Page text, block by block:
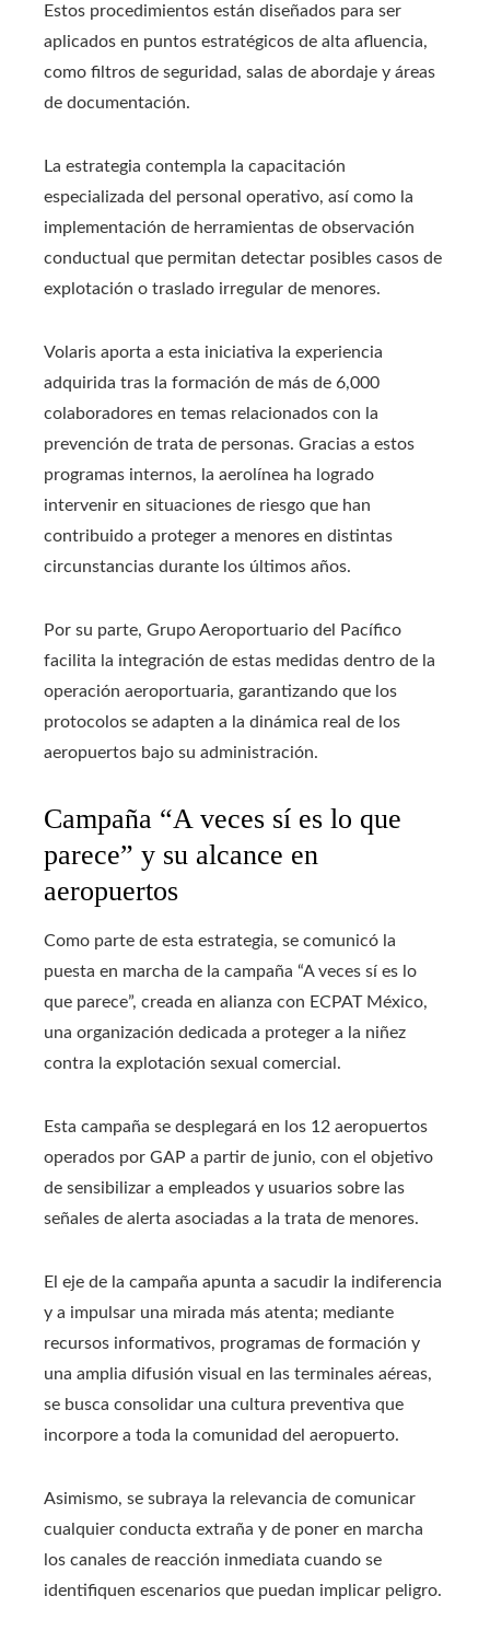
Estos procedimientos están diseñados para ser
aplicados en puntos estratégicos de alta afluencia,
como filtros de seguridad, salas de abordaje y áreas
de documentación.
La estrategia contempla la capacitación
especializada del personal operativo, así como la
implementación de herramientas de observación
conductual que permitan detectar posibles casos de
explotación o traslado irregular de menores.
Volaris aporta a esta iniciativa la experiencia
adquirida tras la formación de más de 6,000
colaboradores en temas relacionados con la
prevención de trata de personas. Gracias a estos
programas internos, la aerolínea ha logrado
intervenir en situaciones de riesgo que han
contribuido a proteger a menores en distintas
circunstancias durante los últimos años.
Por su parte, Grupo Aeroportuario del Pacífico
facilita la integración de estas medidas dentro de la
operación aeroportuaria, garantizando que los
protocolos se adapten a la dinámica real de los
aeropuertos bajo su administración.
Campaña “A veces sí es lo que
parece” y su alcance en
aeropuertos
Como parte de esta estrategia, se comunicó la
puesta en marcha de la campaña “A veces sí es lo
que parece”, creada en alianza con ECPAT México,
una organización dedicada a proteger a la niñez
contra la explotación sexual comercial.
Esta campaña se desplegará en los 12 aeropuertos
operados por GAP a partir de junio, con el objetivo
de sensibilizar a empleados y usuarios sobre las
señales de alerta asociadas a la trata de menores.
El eje de la campaña apunta a sacudir la indiferencia
y a impulsar una mirada más atenta; mediante
recursos informativos, programas de formación y
una amplia difusión visual en las terminales aéreas,
se busca consolidar una cultura preventiva que
incorpore a toda la comunidad del aeropuerto.
Asimismo, se subraya la relevancia de comunicar
cualquier conducta extraña y de poner en marcha
los canales de reacción inmediata cuando se
identifiquen escenarios que puedan implicar peligro.